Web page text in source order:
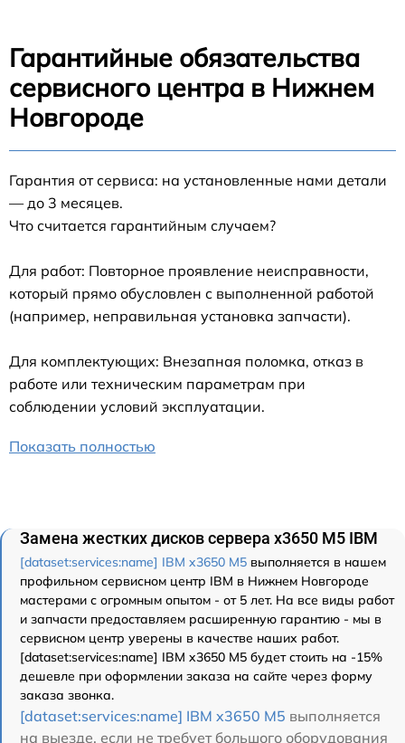
Гарантийные обязательства
сервисного центра в Нижнем
Новгороде
Гарантия от сервиса: на установленные нами детали
— до 3 месяцев.
Что считается гарантийным случаем?
Для работ: Повторное проявление неисправности,
который прямо обусловлен с выполненной работой
(например, неправильная установка запчасти).
Для комплектующих: Внезапная поломка, отказ в
работе или техническим параметрам при
соблюдении условий эксплуатации.
Показать полностью
Замена жестких дисков сервера x3650 M5 IBM
[dataset:services:name] IBM x3650 M5 выполняется в нашем
профильном сервисном центр IBM в Нижнем Новгороде
мастерами с огромным опытом - от 5 лет. На все виды работ
и запчасти предоставляем расширенную гарантию - мы в
сервисном центр уверены в качестве наших работ.
[dataset:services:name] IBM x3650 M5 будет стоить на -15%
дешевле при оформлении заказа на сайте через форму
заказа звонка.
[dataset:services:name] IBM x3650 M5 выполняется
на выезде, если не требует большого оборудования